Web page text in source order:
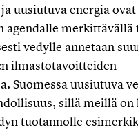
uusiutuva energia
agendalle
vedylle annetaan
ilmastotavoitteiden
Suomessa uusiutuva
sillä meillä on
tuotannolle